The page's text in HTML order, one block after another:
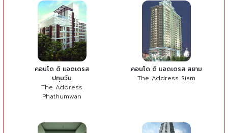
คอนโด ดิ แอดเดรส
ปทุมวัน
The Address
Phathumwan
คอนโด ดิ แอดเดรส สยาม
The Address Siam